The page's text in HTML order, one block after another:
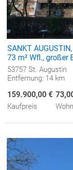
SANKT
73 m² Wfl., großer
53757 St. Augustin
Entfernung: 14 km
159.900,00 €
Kaufpreis